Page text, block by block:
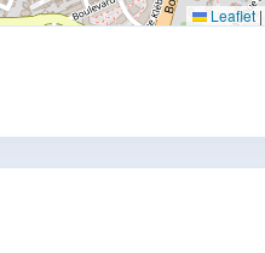
Leaflet |